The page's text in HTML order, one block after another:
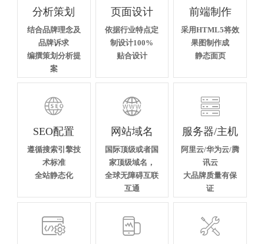
分析策划
结合品牌理念及
品牌诉求
编撰策划分析提
案
页面设计
依据行业特点定
制设计100%
贴合设计
前端制作
采用HTML5将效
果图制作成
静态面页

SEO配置
遵循搜索引擎技
术标准
全站静态化

网站域名
国际顶级或者国
家顶级域名，
全球无障碍互联
互通

服务器/主机
阿里云/华为云/腾
讯云
大品牌质量有保
证
  